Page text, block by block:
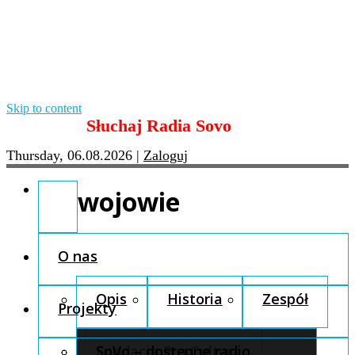
Skip to content
Słuchaj Radia Sovo
Thursday, 06.08.2026 | Zaloguj
O nas
Opis Historia Zespół
Fundacja Pro Cultura
Projekty
SoVo – dostępne radio
wojowie